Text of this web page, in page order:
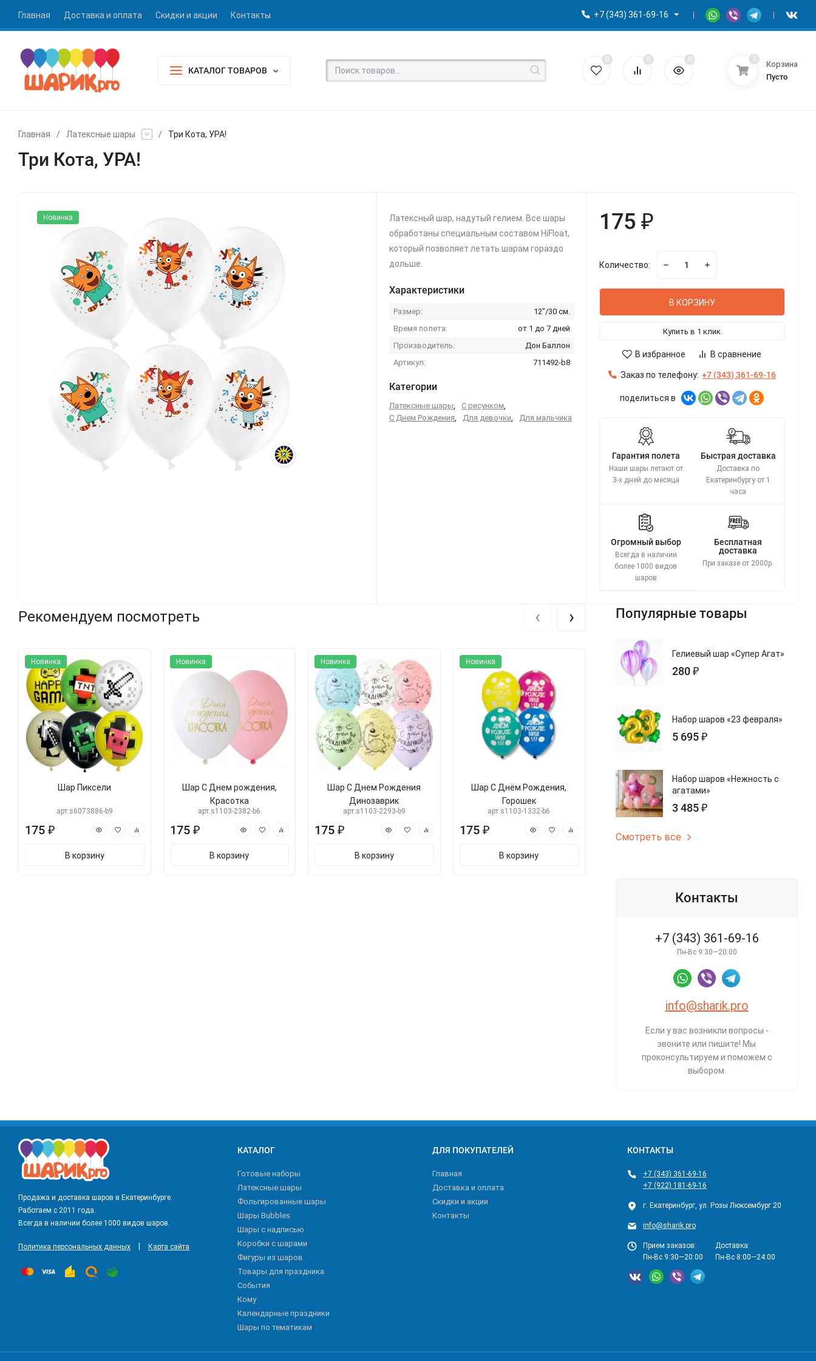
Главная Доставка и оплата Скидки и акции Контакты +7 (343) 361-69-16
КАТАЛОГ ТОВАРОВ
0 0 0 0
Корзина
Пусто
Главная / Латексные шары / Три Кота, УРА!
Три Кота, УРА!
Новинка
Латексный шар, надутый гелием. Все шары
обработаны специальным составом HiFloat,
который позволяет летать шарам гораздо
дольше.
Характеристики
Размер:
12"/30 см.
Время полета:
от 1 до 7 дней
Производитель:
Дон Баллон
Артикул:
711492-b8
Категории
Латексные шары, С рисунком,
С Днем Рождения, Для девочки, Для мальчика
175 ₽
Количество:
В КОРЗИНУ
Купить в 1 клик
В избранное В сравнение
Заказ по телефону: +7 (343) 361-69-16
поделиться в
Гарантия полета
Наши шары летают от
3-х дней до месяца
Быстрая доставка
Доставка по
Екатеринбургу от 1
часа
Огромный выбор
Всегда в наличии
более 1000 видов
шаров
Бесплатная
доставка
При заказе от 2000р.
Рекомендуем посмотреть
Новинка
Шар Пиксели
арт.s6073886-b9
175 ₽
В корзину
Новинка
Шар С Днем рождения,
Красотка
арт.s1103-2382-b6
175 ₽
В корзину
Новинка
Шар С Днем Рождения
Динозаврик
арт.s1103-2293-b9
175 ₽
В корзину
Новинка
Шар С Днём Рождения,
Горошек
арт.s1103-1332-b6
175 ₽
В корзину
Новинка
Шар С Днем Рождения
Граффити
арт.s1103-2122-b5
175 ₽
‹ › Популярные товары
Гелиевый шар «Супер Агат»
280 ₽
Набор шаров «23 февраля»
5 695 ₽
Набор шаров «Нежность с
агатами»
3 485 ₽
Смотреть все
Контакты
+7 (343) 361-69-16
Пн-Вс 9:30—20:00
info@sharik.pro
Если у вас возникли вопросы -
звоните или пишите! Мы
проконсультируем и поможем с
выбором.
Продажа и доставка шаров в Екатеринбурге.
Работаем с 2011 года.
Всегда в наличии более 1000 видов шаров.
Политика персональных данных Карта сайта
КАТАЛОГ
Готовые наборы
Латексные шары
Фольгированные шары
Шары Bubbles
Шары с надписью
Коробки с шарами
Фигуры из шаров
Товары для праздника
События
Кому
Календарные праздники
Шары по тематикам
ДЛЯ ПОКУПАТЕЛЕЙ
Главная
Доставка и оплата
Скидки и акции
Контакты
КОНТАКТЫ
+7 (343) 361-69-16
+7 (922) 181-69-16
г. Екатеринбург, ул. Розы Люксембург 20
info@sharik.pro
Прием заказов:
Пн-Вс 9:30—20:00
Доставка:
Пн-Вс 8:00—24:00